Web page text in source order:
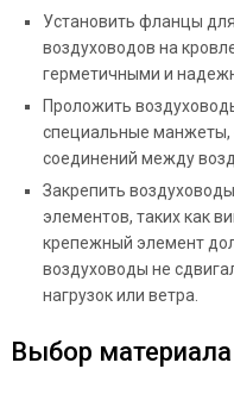
Установить фланцы
воздуховодов на
герметичными и
Проложить
специальные манжеты,
соединений между
Закрепить
элементов, таких как
крепежный элемент
воздуховоды не
нагрузок или ветра.
Выбор